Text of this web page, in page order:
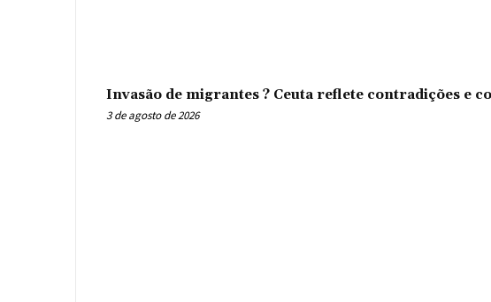
Invasão de migrantes ? Ceuta reflete contradições e
3 de agosto de 2026